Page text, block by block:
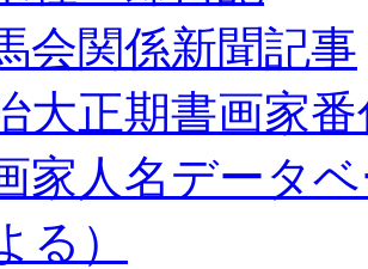
会関係新聞記事
大正期書画家
家人名データ
る）